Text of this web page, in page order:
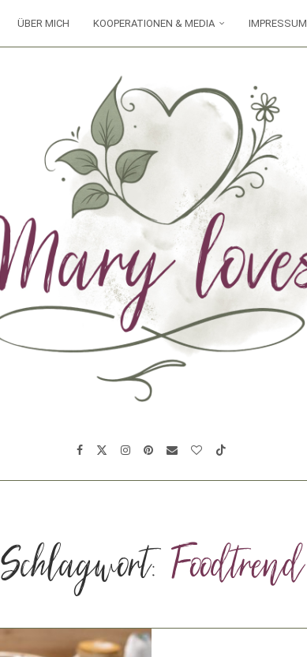
ÜBER MICH KOOPERATIONEN & MEDIA IMPRESSUM
Schlagwort:Foodtrend